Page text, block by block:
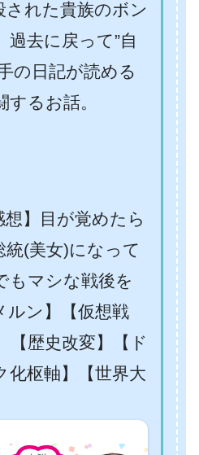
された貴族のボン
過去に戻って”自
の日記が読める
するお話。
想】目が覚めたら
統(美女)になって
もマシな戦後を
ルン】【仮想戦
【歴史改変】【ド
化枢軸】【世界大